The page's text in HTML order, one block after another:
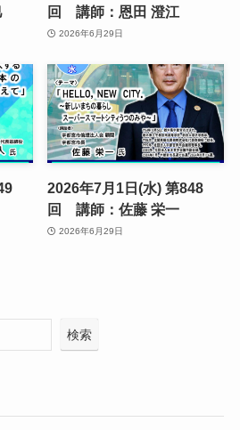
回 講師：恩田 澄江
2026年6月29日
2026年7月1日(水) 第848
回 講師：佐藤 栄一
2026年6月29日
検索